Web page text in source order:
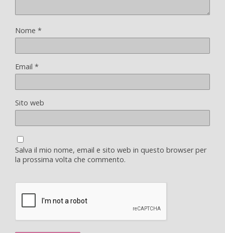
Nome *
Email *
Sito web
Salva il mio nome, email e sito web in questo browser per
la prossima volta che commento.